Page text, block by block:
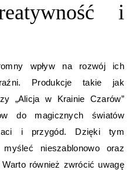
i
wpływ na rozwój ich
Produkcje takie jak
„Alicja w Krainie Czarów”
do magicznych światów
i przygód. Dzięki tym
nieszablonowo oraz
również zwrócić uwagę